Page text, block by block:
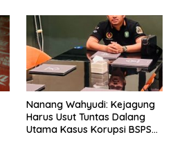
Nanang Wahyudi: Kejagung
Harus Usut Tuntas Dalang
Utama Kasus Korupsi BSPS